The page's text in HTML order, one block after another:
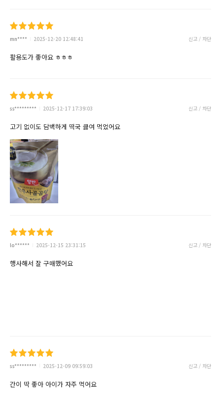
mn**** 2025-12-20 12:48:41 신고 / 차단
활용도가 좋아요 ㅎㅎㅎ
ss********* 2025-12-17 17:39:03 신고 / 차단
고기 없이도 담백하게 떡국 큻여 먹었어요
lo****** 2025-12-15 23:31:15 신고 / 차단
행사해서 잘 구매했어요
ss********* 2025-12-09 09:59:03 신고 / 차단
간이 딱 좋아 아이가 자주 먹어요